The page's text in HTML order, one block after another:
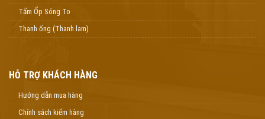
Tấm Ốp Sóng To
Thanh ống (Thanh lam)
HỖ TRỢ KHÁCH HÀNG
Hướng dẫn mua hàng
Chính sách kiểm hàng